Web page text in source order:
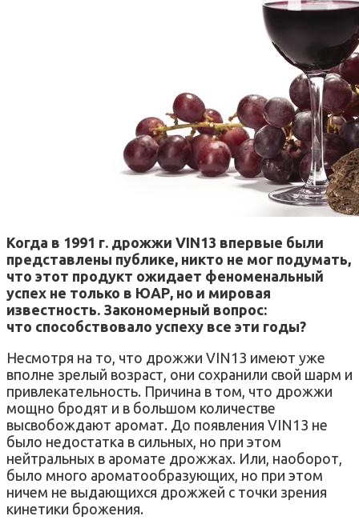
Когда в 1991 г. дрожжи VIN13 впервые были
представлены публике, никто не мог подумать,
что этот продукт ожидает феноменальный
успех не только в ЮАР, но и мировая
известность. Закономерный вопрос:
что способствовало успеху все эти годы?
Несмотря на то, что дрожжи VIN13 имеют уже
вполне зрелый возраст, они сохранили свой шарм и
привлекательность. Причина в том, что дрожжи
мощно бродят и в большом количестве
высвобождают аромат. До появления VIN13 не
было недостатка в сильных, но при этом
нейтральных в аромате дрожжах. Или, наоборот,
было много ароматообразующих, но при этом
ничем не выдающихся дрожжей с точки зрения
кинетики брожения.